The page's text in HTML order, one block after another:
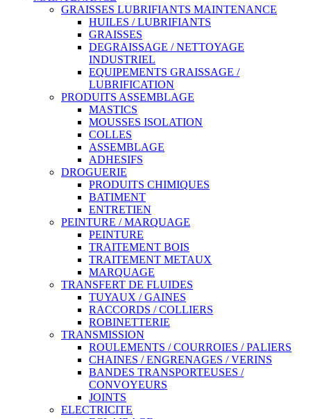
GRAISSES LUBRIFIANTS MAINTENANCE
HUILES / LUBRIFIANTS
GRAISSES
DEGRAISSAGE / NETTOYAGE
INDUSTRIEL
EQUIPEMENTS GRAISSAGE /
LUBRIFICATION
PRODUITS ASSEMBLAGE
MASTICS
MOUSSES ISOLATION
COLLES
ASSEMBLAGE
ADHESIFS
DROGUERIE
PRODUITS CHIMIQUES
BATIMENT
ENTRETIEN
PEINTURE / MARQUAGE
PEINTURE
TRAITEMENT BOIS
TRAITEMENT METAUX
MARQUAGE
TRANSFERT DE FLUIDES
TUYAUX / GAINES
RACCORDS / COLLIERS
ROBINETTERIE
TRANSMISSION
ROULEMENTS / COURROIES / PALIERS
CHAINES / ENGRENAGES / VERINS
BANDES TRANSPORTEUSES /
CONVOYEURS
JOINTS
ELECTRICITE